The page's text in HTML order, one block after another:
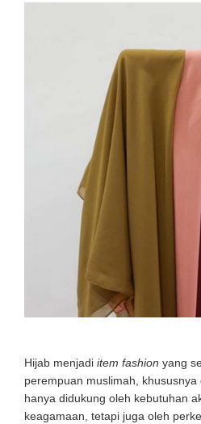
Hijab menjadi item fashion yang
perempuan muslimah,
hanya didukung oleh kebutuhan
keagamaan, tetapi juga oleh